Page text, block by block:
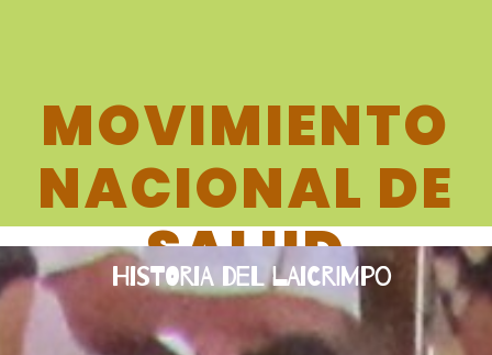
MOVIMIENTO
NACIONAL DE
SALUD
LAICRIMPO
Historia del Laicrimpo